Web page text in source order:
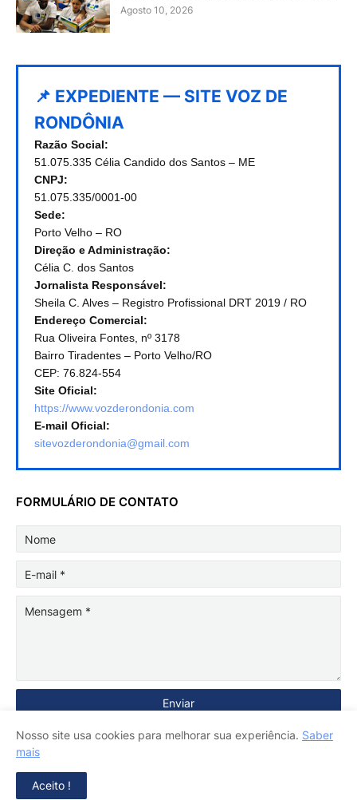
Agosto 10, 2026
📌 EXPEDIENTE — SITE VOZ DE
RONDÔNIA
Razão Social:
51.075.335 Célia Candido dos Santos – ME
CNPJ:
51.075.335/0001-00
Sede:
Porto Velho – RO
Direção e Administração:
Célia C. dos Santos
Jornalista Responsável:
Sheila C. Alves – Registro Profissional DRT 2019 / RO
Endereço Comercial:
Rua Oliveira Fontes, nº 3178
Bairro Tiradentes – Porto Velho/RO
CEP: 76.824-554
Site Oficial:
https://www.vozderondonia.com
E-mail Oficial:
sitevozderondonia@gmail.com
FORMULÁRIO DE CONTATO
Nosso site usa cookies para melhorar sua experiência. Saber
mais
Aceito !